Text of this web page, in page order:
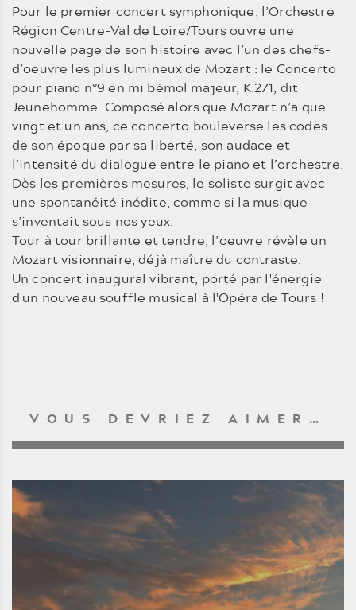
Pour le premier concert symphonique, l’Orchestre
Région Centre-Val de Loire/Tours ouvre une
nouvelle page de son histoire avec l’un des chefs-
d’oeuvre les plus lumineux de Mozart : le Concerto
pour piano n°9 en mi bémol majeur, K.271, dit
Jeunehomme. Composé alors que Mozart n’a que
vingt et un ans, ce concerto bouleverse les codes
de son époque par sa liberté, son audace et
l’intensité du dialogue entre le piano et l’orchestre.
Dès les premières mesures, le soliste surgit avec
une spontanéité inédite, comme si la musique
s’inventait sous nos yeux.
Tour à tour brillante et tendre, l’oeuvre révèle un
Mozart visionnaire, déjà maître du contraste.
Un concert inaugural vibrant, porté par l'énergie
d'un nouveau souffle musical à l'Opéra de Tours !
VOUS DEVRIEZ AIMER…